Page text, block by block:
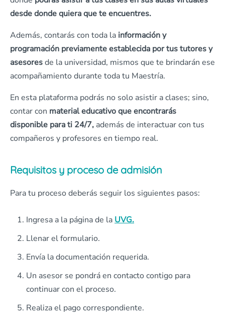
desde donde quiera que te encuentres.
Además, contarás con toda la información y
programación previamente establecida por tus tutores y
asesoresde la universidad, mismos que te brindarán ese
acompañamiento durante toda tu Maestría.
En esta plataforma podrás no solo asistir a clases; sino,
contar con material educativo que encontrarás
disponible para ti 24/7, además de interactuar con tus
compañeros y profesores en tiempo real.
Requisitos y proceso de admisión
Para tu proceso deberás seguir los siguientes pasos:
Ingresa a la página de la UVG.
Llenar el formulario.
Envía la documentación requerida.
Un asesor se pondrá en contacto contigo para
continuar con el proceso.
Realiza el pago correspondiente.